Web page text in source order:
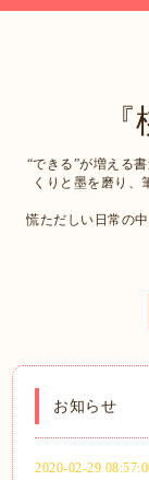
“できる”が増える
くりと墨を磨り、
慌ただしい日常の
お知らせ
2020-02-29